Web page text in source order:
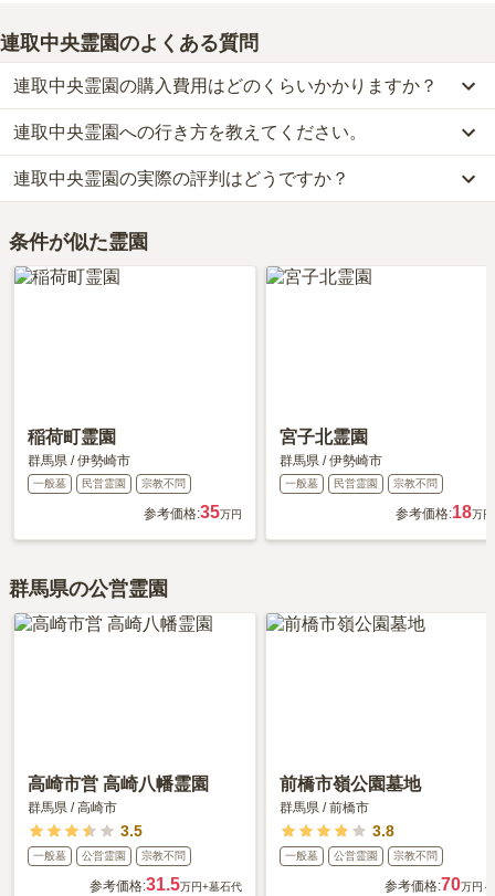
連取中央霊園のよくある質問
連取中央霊園の購入費用はどのくらいかかりますか？
連取中央霊園では、一般墓が約30万円(墓石代別)からお求めいただ
けます。
なお、連取中央霊園がある群馬県の相場は、一般墓が約25万円（墓
石代別途）です。
お墓は、価格が高いものがよい、安いものが悪い、という訳ではあ
りません。大切なのは、ご家族が心から納得し、安心してお参りで
きる場所を選ぶことです。
連取中央霊園への行き方を教えてください。
公共交通機関の場合、JR両毛線「伊勢崎」から徒歩30分です。
車の場合、「駒形インター」・「伊勢崎インター」から車で約5分
です。
詳しいルートや地図は、本ページの「地図・交通アクセス」欄をご
確認ください。
連取中央霊園の実際の評判はどうですか？
口コミはあくまで一つの目安です。資料請求や現地見学を通して、
ご自身の目で雰囲気を確認してみることをおすすめします。
条件が似た霊園
稲荷町霊園
群馬県 /伊勢崎市
一般墓 民営霊園 宗教不問
参考価格:35万円
宮子北霊園
群馬県 /伊勢崎市
一般墓 民営霊園 宗教不問
参考価格:18万円
群馬県の公営霊園
高崎市営 高崎八幡霊園
群馬県 /高崎市
3.5
一般墓 公営霊園 宗教不問
参考価格:31.5万円+墓石代
前橋市嶺公園墓地
群馬県 /前橋市
3.8
一般墓 公営霊園 宗教不問
参考価格:70万円～